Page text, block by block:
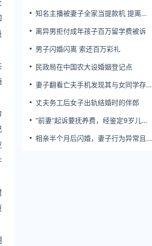
知名主播被妻子全家当提款机 提离婚
离异男拒付成年孩子百万留学费被诉
男子闪婚闪离 索还百万彩礼
民政局在中国农大设婚姻登记点
妻子翻看亡夫手机发现其与女同学存婚
丈夫务工后女子出轨结婚时的伴郎
“前妻”起诉要抚养费，经鉴定9岁儿子
相亲半个月后闪婚，妻子行为异常且持